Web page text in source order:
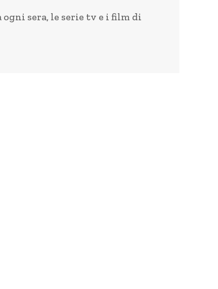
sera, le serie tv e i film di